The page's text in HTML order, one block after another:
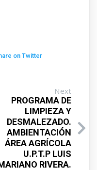
on Twitter
Next
PROGRAMA DE
LIMPIEZA Y
DESMALEZADO.
AMBIENTACIÓN
ÁREA AGRÍCOLA
U.P.T.P LUIS
RIVERA.